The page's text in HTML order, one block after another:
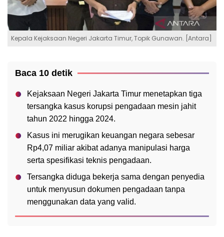
Kepala Kejaksaan Negeri Jakarta Timur, Topik Gunawan. [Antara]
Baca 10 detik
Kejaksaan Negeri Jakarta Timur menetapkan tiga
tersangka kasus korupsi pengadaan mesin jahit
tahun 2022 hingga 2024.
Kasus ini merugikan keuangan negara sebesar
Rp4,07 miliar akibat adanya manipulasi harga
serta spesifikasi teknis pengadaan.
Tersangka diduga bekerja sama dengan penyedia
untuk menyusun dokumen pengadaan tanpa
menggunakan data yang valid.